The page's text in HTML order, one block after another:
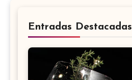
Entradas Destacadas